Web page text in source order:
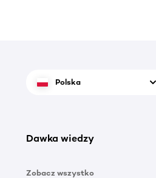
Polska
Dawka wiedzy
Zobacz wszystko